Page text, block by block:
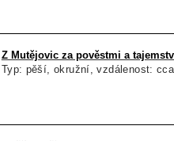
Z Mutějovic za pověstmi a
Typ: pěší, okružní, vzdálenost: